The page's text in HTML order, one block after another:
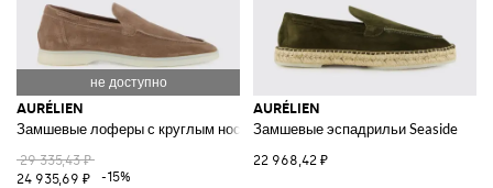
AURÉLIEN
Замшевые лоферы с круглым носком и резиновой подошвой
29 335,43 ₽
24 935,69 ₽
-15%
AURÉLIEN
Замшевые эспадрильи Seaside
22 968,42 ₽